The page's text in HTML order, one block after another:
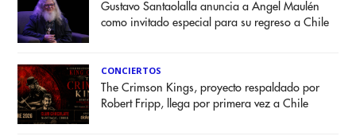
Gustavo Santaolalla anuncia a Angel Maulén
como invitado especial para su regreso a Chile
CONCIERTOS
The Crimson Kings, proyecto respaldado por
Robert Fripp, llega por primera vez a Chile